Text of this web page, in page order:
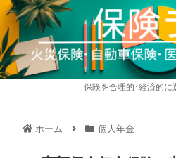
保険を合理的･経済的に
ホーム 個人年金